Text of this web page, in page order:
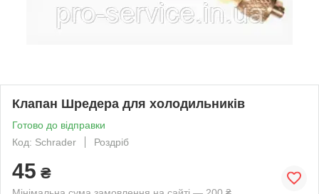
Клапан Шредера для холодильників
Готово до відправки
Код: Schrader
Роздріб
45 ₴